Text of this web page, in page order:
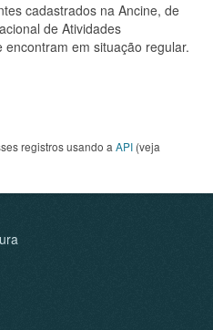
cadastrados na Ancine, de
de Atividades
encontram em situação regular.
registros usando a API (veja